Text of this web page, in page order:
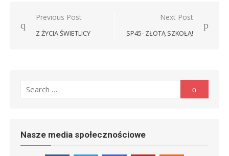
Nawigacja
wpisu
Previous Post
Z ŻYCIA ŚWIETLICY
Next Post
SP45- ZŁOTĄ SZKOŁĄ!
for:
Nasze media społecznościowe